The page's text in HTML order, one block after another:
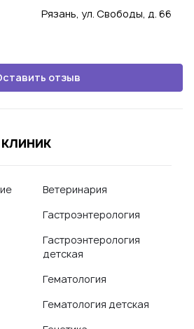
Рязань, ул. Свободы, д. 66
отзыв
Ветеринария
Гастроэнтерология
Гастроэнтерология
детская
Гематология
Гематология детская